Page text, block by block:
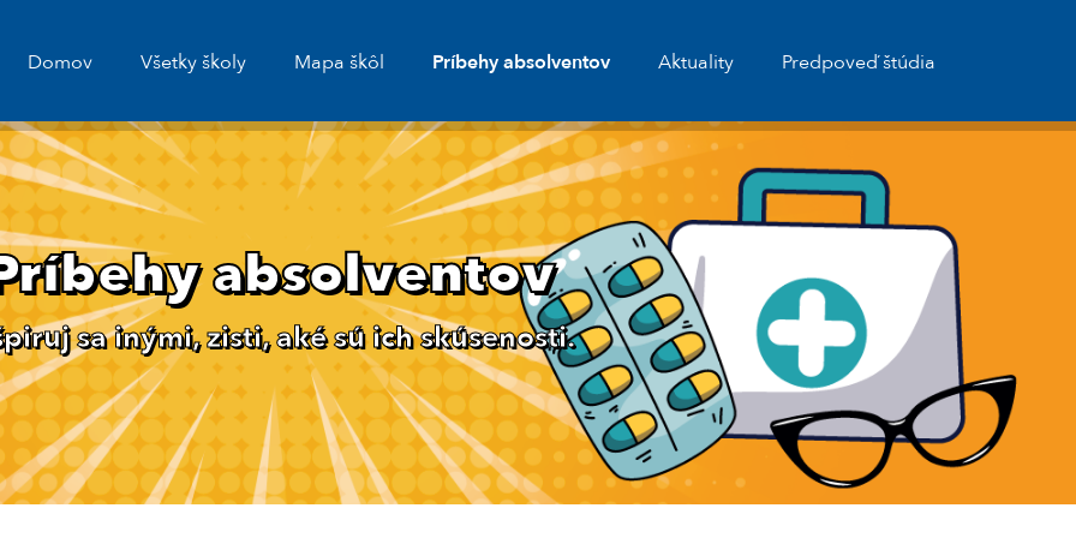
Domov Všetky školy Mapa škôl Príbehy absolventov Aktuality Predpoveď štúdia
absolventov
sa inými, zisti, aké sú ich skúsenosti.